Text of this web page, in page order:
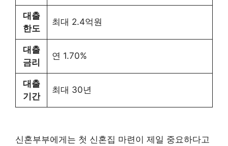
대출
한도
최대 2.4억원
대출
금리
연 1.70%
대출
기간
최대 30년
신혼부부에게는 첫 신혼집 마련이 제일 중요하다고